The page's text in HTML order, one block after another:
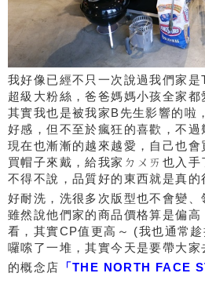
我好像已經不只一次說過我們家
超級大粉絲，爸爸媽媽小孩全家
其實我也是被我家B先生影響的啦
好感，但不至於瘋狂的喜歡，不過
現在也漸漸的越來越愛，自己也會
買帽子來戴，給我家ㄉㄨㄞ也入手
不得不說，品質好的東西就是真
好耐洗，洗很多次版型也不會變、
雖然說他們家的商品價格算是偏
看，其實CP值更高～ (我也通常
囉嗦了一堆，其實今天是要帶大家
的概念店 「THE NORTH FACE